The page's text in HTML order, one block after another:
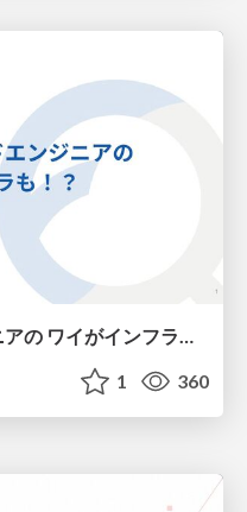
え？フロントエンドエンジニアの ワイがインフラも！？
1 360